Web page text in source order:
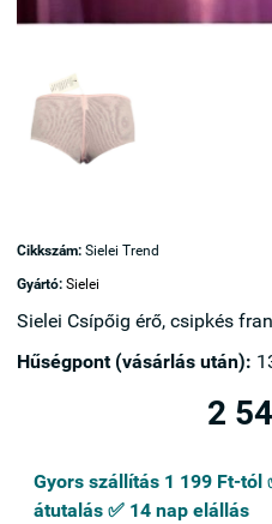
Cikkszám: Sielei Trend
Gyártó: Sielei
Sielei Csípőig érő, csipkés
Hűségpont (vásárlás után):
2
Gyors szállítás 1 199 Ft-tól
átutalás ✅ 14 nap elállás